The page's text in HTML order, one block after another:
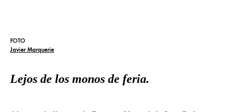
FOTO
Javier Marquerie
Lejos de los monos de feria.